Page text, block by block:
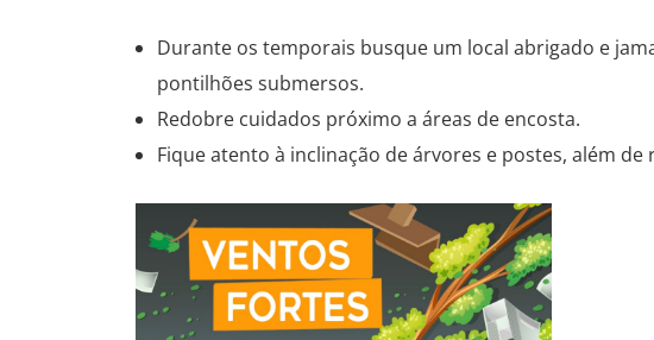
Durante os temporais busque um local abrigado e
pontilhões submersos.
Redobre cuidados próximo a áreas de encosta.
Fique atento à inclinação de árvores e postes, além